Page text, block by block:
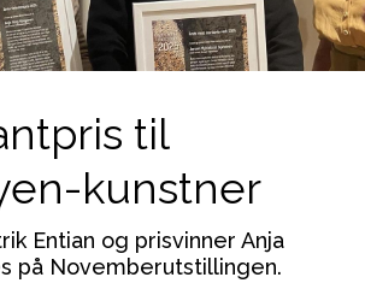
til
kunstner
Entian og prisvinner Anja
på Novemberutstillingen.